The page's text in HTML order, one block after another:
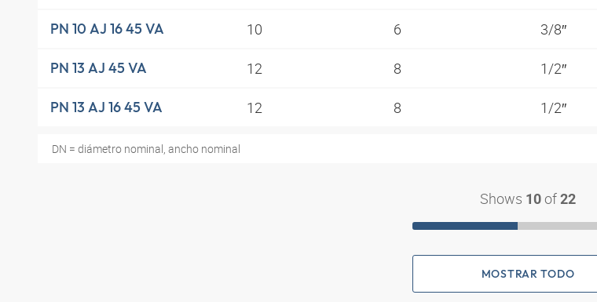
PN 10 AJ 16 45 VA 10 6 3/8″
PN 13 AJ 45 VA 12 8 1/2″
PN 13 AJ 16 45 VA 12 8 1/2″
DN = diámetro nominal, ancho nominal
Shows 10 of 22
MOSTRAR TODO